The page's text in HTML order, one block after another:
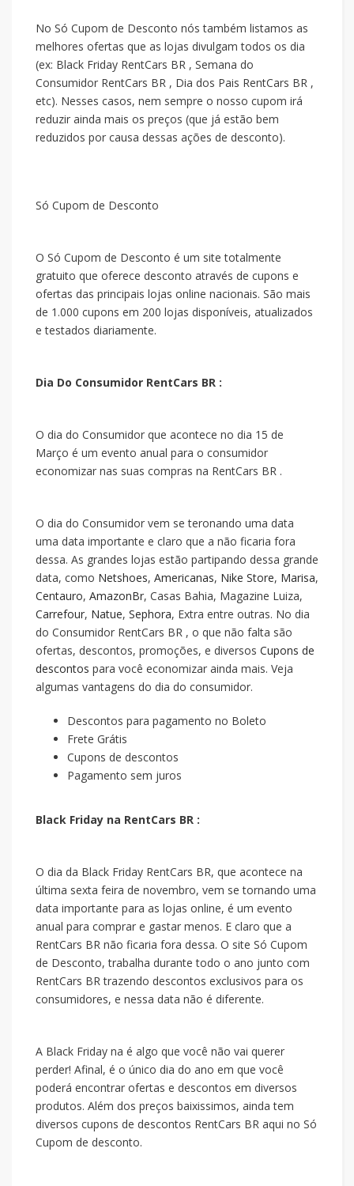
No Só Cupom de Desconto nós também listamos as
melhores ofertas que as lojas divulgam todos os dia
(ex: Black Friday RentCars BR , Semana do
Consumidor RentCars BR , Dia dos Pais RentCars BR ,
etc). Nesses casos, nem sempre o nosso cupom irá
reduzir ainda mais os preços (que já estão bem
reduzidos por causa dessas ações de desconto).
Só Cupom de Desconto
O Só Cupom de Desconto é um site totalmente
gratuito que oferece desconto através de cupons e
ofertas das principais lojas online nacionais. São mais
de 1.000 cupons em 200 lojas disponíveis, atualizados
e testados diariamente.
Dia Do Consumidor RentCars BR :
O dia do Consumidor que acontece no dia 15 de
Março é um evento anual para o consumidor
economizar nas suas compras na RentCars BR .
O dia do Consumidor vem se teronando uma data
uma data importante e claro que a não ficaria fora
dessa. As grandes lojas estão partipando dessa grande
data, como Netshoes, Americanas, Nike Store, Marisa,
Centauro, AmazonBr, Casas Bahia, Magazine Luiza,
Carrefour, Natue, Sephora, Extra entre outras. No dia
do Consumidor RentCars BR , o que não falta são
ofertas, descontos, promoções, e diversos Cupons de
descontos para você economizar ainda mais. Veja
algumas vantagens do dia do consumidor.
Descontos para pagamento no Boleto
Frete Grátis
Cupons de descontos
Pagamento sem juros
Black Friday na RentCars BR :
O dia da Black Friday RentCars BR, que acontece na
última sexta feira de novembro, vem se tornando uma
data importante para as lojas online, é um evento
anual para comprar e gastar menos. E claro que a
RentCars BR não ficaria fora dessa. O site Só Cupom
de Desconto, trabalha durante todo o ano junto com
RentCars BR trazendo descontos exclusivos para os
consumidores, e nessa data não é diferente.
A Black Friday na é algo que você não vai querer
perder! Afinal, é o único dia do ano em que você
poderá encontrar ofertas e descontos em diversos
produtos. Além dos preços baixissimos, ainda tem
diversos cupons de descontos RentCars BR aqui no Só
Cupom de desconto.